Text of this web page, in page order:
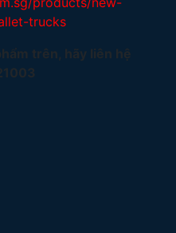
trucks
trên, hãy liên hệ